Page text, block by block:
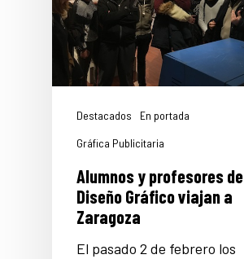
Destacados
En portada
Gráfica Publicitaria
Alumnos y profesores de
Diseño Gráfico viajan a
Zaragoza
El pasado 2 de febrero los